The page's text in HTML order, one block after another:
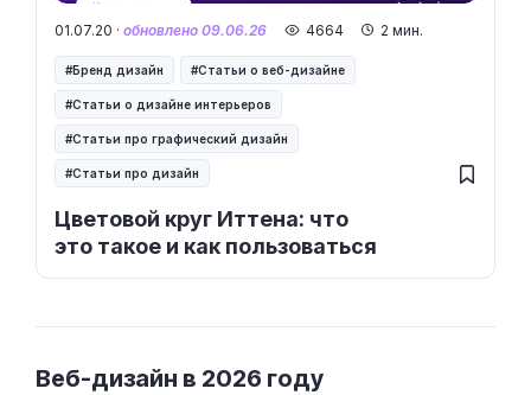
Цветовой круг Иттена: что
это такое и как пользоваться
01.07.20 · обновлено 09.06.26 4664 2 мин.
Бренд дизайн Статьи о веб-дизайне
Статьи о дизайне интерьеров
Статьи про графический дизайн
Статьи про дизайн
Веб-дизайн в 2026 году